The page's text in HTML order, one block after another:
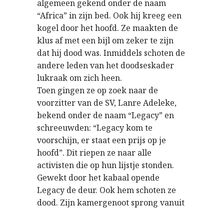
algemeen gekend onder de naam
“Africa” in zijn bed. Ook hij kreeg een
kogel door het hoofd. Ze maakten de
klus af met een bijl om zeker te zijn
dat hij dood was. Inmiddels schoten de
andere leden van het doodseskader
lukraak om zich heen.
Toen gingen ze op zoek naar de
voorzitter van de SV, Lanre Adeleke,
bekend onder de naam “Legacy” en
schreeuwden: “Legacy kom te
voorschijn, er staat een prijs op je
hoofd”. Dit riepen ze naar alle
activisten die op hun lijstje stonden.
Gewekt door het kabaal opende
Legacy de deur. Ook hem schoten ze
dood. Zijn kamergenoot sprong vanuit